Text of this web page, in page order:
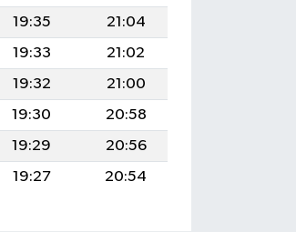
19:35
21:04
19:33
21:02
19:32
21:00
19:30
20:58
19:29
20:56
19:27 20:54